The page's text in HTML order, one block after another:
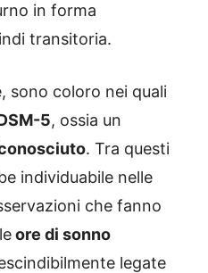
in forma
transitoria.
sono coloro nei quali
5, ossia un
. Tra questi
individuabile nelle
che fanno
ore di sonno
legate